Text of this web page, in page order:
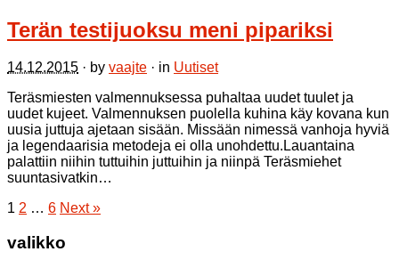
Terän testijuoksu meni pipariksi
14.12.2015 · by vaajte · in Uutiset
Teräsmiesten valmennuksessa puhaltaa uudet tuulet ja
uudet kujeet. Valmennuksen puolella kuhina käy kovana kun
uusia juttuja ajetaan sisään. Missään nimessä vanhoja hyviä
ja legendaarisia metodeja ei olla unohdettu.Lauantaina
palattiin niihin tuttuihin juttuihin ja niinpä Teräsmiehet
suuntasivatkin…
1 2 … 6 Next »
valikko